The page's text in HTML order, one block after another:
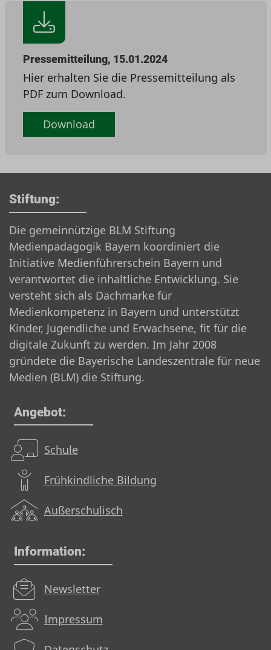
Pressemitteilung, 15.01.2024
Hier erhalten Sie die Pressemitteilung als
PDF zum Download.
Download
Stiftung:
Die gemeinnützige BLM Stiftung
Medienpädagogik Bayern koordiniert die
Initiative Medienführerschein Bayern und
verantwortet die inhaltliche Entwicklung. Sie
versteht sich als Dachmarke für
Medienkompetenz in Bayern und unterstützt
Kinder, Jugendliche und Erwachsene, fit für die
digitale Zukunft zu werden. Im Jahr 2008
gründete die Bayerische Landeszentrale für neue
Medien (BLM) die Stiftung.
Angebot:
Schule
Frühkindliche Bildung
Außerschulisch
Information:
Newsletter
Impressum